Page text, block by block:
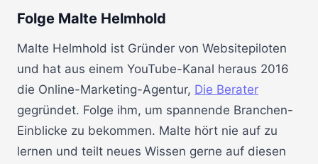
Folge Malte Helmhold
Malte Helmhold ist Gründer von Websitepiloten
und hat aus einem YouTube-Kanal heraus 2016
die Online-Marketing-Agentur, Die Berater
gegründet. Folge ihm, um spannende Branchen-
Einblicke zu bekommen. Malte hört nie auf zu
lernen und teilt neues Wissen gerne auf diesen